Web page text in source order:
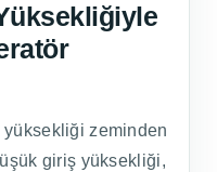
zeminden
giriş yüksekliği,